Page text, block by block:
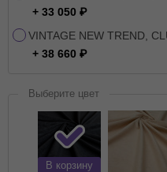
+ 33 050
VINTAGE NEW TREND,
+ 38 660
Выберите цвет
В корзину